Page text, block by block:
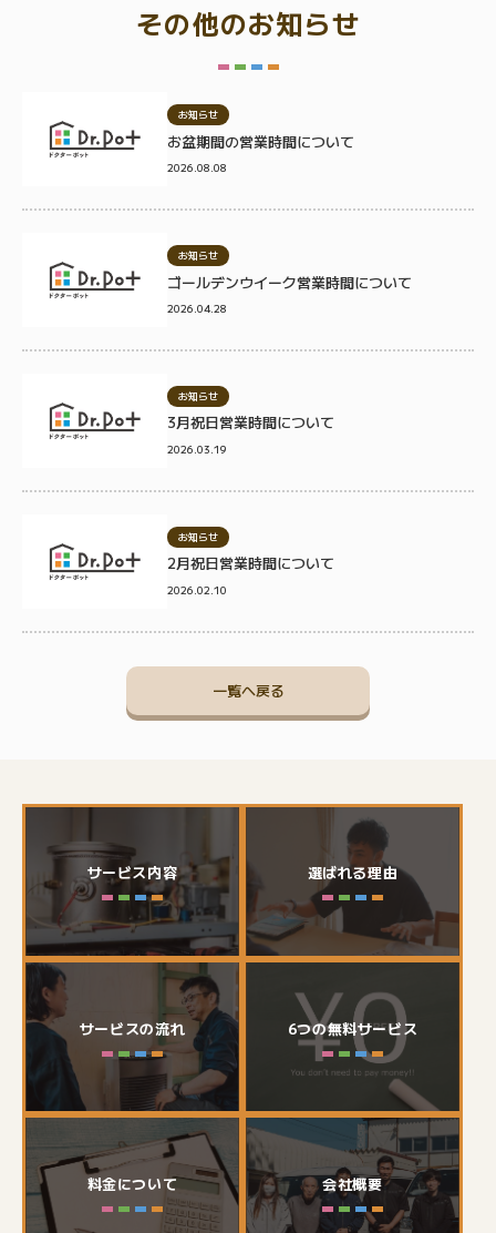
その他のお知らせ
お知らせ
お盆期間の営業時間について
2026.08.08
お知らせ
ゴールデンウイーク営業時間について
2026.04.28
お知らせ
3月祝日営業時間について
2026.03.19
お知らせ
2月祝日営業時間について
2026.02.10
一覧へ戻る
サービス内容 選ばれる理由
サービスの流れ 6つの無料サービス
料金について 会社概要